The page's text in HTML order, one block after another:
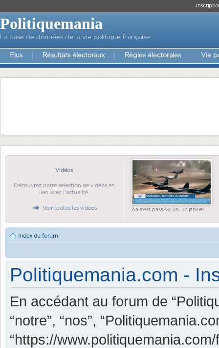
Politiquemania
La base de données de la vie politique française
Elus Résultats électoraux Règles électorales Vie
Vidéos
Découvrez notre sélection de vidéos en
lien avec l'actualité.
Voir toutes les vidéos Ãa s'est passÃ© un... 17 janvier
Index du forum
Politiquemania.com -
En accédant au forum de
“notre”, “nos”,
“https://